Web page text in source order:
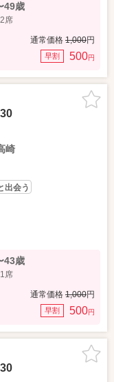
49歳
席
通常価格 1,000円
早割 500円
崎
出会う
43歳
席
通常価格 1,000円
早割 500円